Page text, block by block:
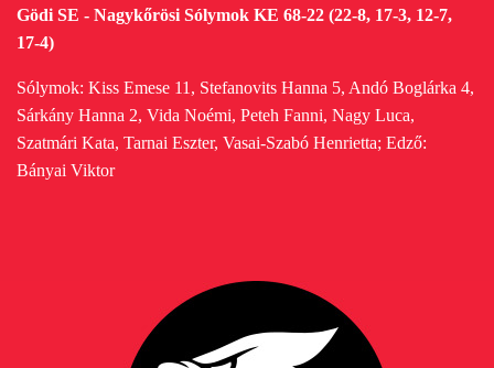
Gödi SE - Nagykőrösi Sólymok KE 68-22 (22-8, 17-3, 12-7,
17-4)
Sólymok: Kiss Emese 11, Stefanovits Hanna 5, Andó Boglárka 4,
Sárkány Hanna 2, Vida Noémi, Peteh Fanni, Nagy Luca,
Szatmári Kata, Tarnai Eszter, Vasai-Szabó Henrietta; Edző:
Bányai Viktor